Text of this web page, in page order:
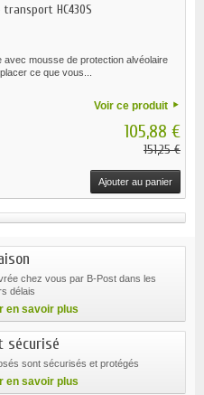
HC430S
avec mousse de protection alvéolaire
ce que vous...
Voir ce produit
105,88 €
151,25 €
Ajouter au panier
chez vous par B-Post dans les
délais
en savoir plus
sécurisé
sont sécurisés et protégés
en savoir plus